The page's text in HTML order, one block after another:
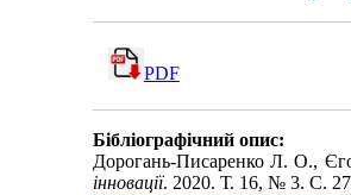
PDF
Бібліографічний опис:
Дорогань-Писаренко Л. О.,
інновації. 2020. Т. 16, № 3. С.